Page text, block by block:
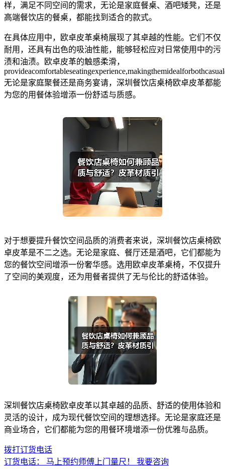
样，满足不同空间的需求，无论是家庭餐桌、酒吧矮凳，还是
高端餐饮店的餐桌，都能找到适合的款式。
在具体应用中，欧卓皮革桌椅展现了其卓越的性能。它们不仅
耐用，还具有出色的吸油性能，能够轻松应对日常使用中的污
渍和油渍。欧卓皮革的触感柔滑，
无论是家庭聚餐还是商务宴请，深圳餐饮店桌椅欧卓皮革都能
为您的用餐体验增添一份舒适与质感。
对于想要提升餐饮空间品质的消费者来说，深圳餐饮店桌椅欧
卓皮革是不二之选。无论是家庭、餐厅还是酒吧，它们都能为
您的餐饮空间增添一份奢华感。选用欧卓皮革桌椅，不仅提升
了空间的美观度，还为用餐者提供了无与伦比的舒适体验。
深圳餐饮店桌椅欧卓皮革以其卓越的品质、舒适的使用体验和
灵活的设计，成为现代餐饮空间的理想选择。无论是家庭还是
商业场合，它们都能为您的用餐环境增添一份优雅与品质。
拨打订货电话
订货电话：
马上预约师傅上门量尺！ 我要咨询